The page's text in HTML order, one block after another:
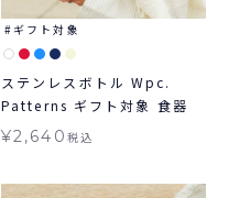
ギフト対象
ステンレスボトル Wpc.
Patterns ギフト対象 食器
¥2,640 税込